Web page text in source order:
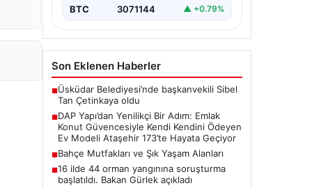
Gayrimenkul Geliştirme, dikkat çekici
BTC 3071144 ▲ +0.79%
Son Eklenen Haberler
■Üsküdar Belediyesi’nde başkanvekili Sibel
Tan Çetinkaya oldu
■DAP Yapı’dan Yenilikçi Bir Adım: Emlak
Konut Güvencesiyle Kendi Kendini Ödeyen
Ev Modeli Ataşehir 173’te Hayata Geçiyor
■Bahçe Mutfakları ve Şık Yaşam Alanları
■16 ilde 44 orman yangınına soruşturma
başlatıldı. Bakan Gürlek açıkladı